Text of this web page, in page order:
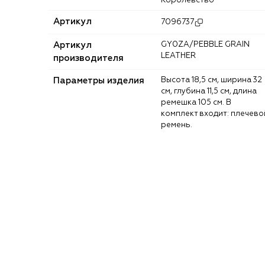
Артикул 7096737
Артикул
производителя
GY0ZA/PEBBLE GRAIN
LEATHER
Параметры изделия
Высота 18,5 см, ширина 32
см, глубина 11,5 см, длина
ремешка 105 см. В
комплект входит:
ремень.